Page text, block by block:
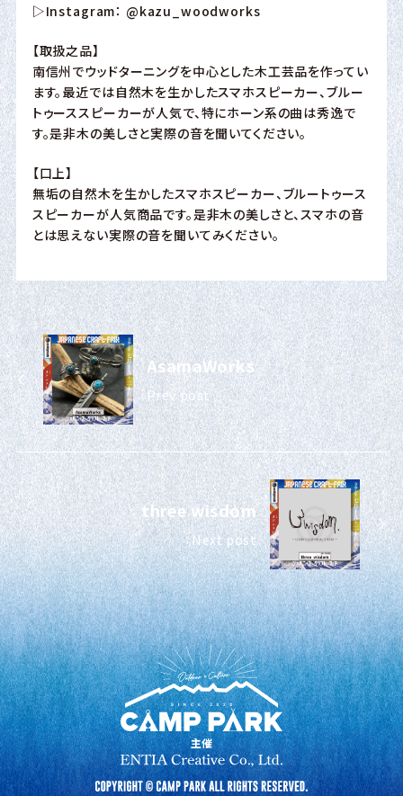
▷Instagram： @kazu_woodworks
【取扱之品】
南信州でウッドターニングを中心とした木工芸品を作ってい
ます。最近では自然木を生かしたスマホスピーカー、ブルー
トゥーススピーカーが人気で、特にホーン系の曲は秀逸で
す。是非木の美しさと実際の音を聞いてください。
【口上】
無垢の自然木を生かしたスマホスピーカー、ブルートゥース
スピーカーが人気商品です。是非木の美しさと、スマホの音
とは思えない実際の音を聞いてみください。
AsamaWorks
Prev post
three wisdom
Next post
主催